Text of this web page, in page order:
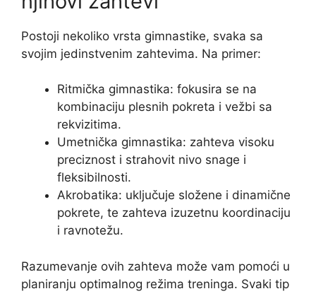
Postoji nekoliko vrsta gimnastike, svaka sa
svojim jedinstvenim zahtevima. Na primer:
Ritmička gimnastika: fokusira se na
kombinaciju plesnih pokreta i vežbi sa
rekvizitima.
Umetnička gimnastika: zahteva visoku
preciznost i strahovit nivo snage i
fleksibilnosti.
Akrobatika: uključuje složene i dinamične
pokrete, te zahteva izuzetnu koordinaciju
i ravnotežu.
Razumevanje ovih zahteva može vam pomoći u
planiranju optimalnog režima treninga. Svaki tip